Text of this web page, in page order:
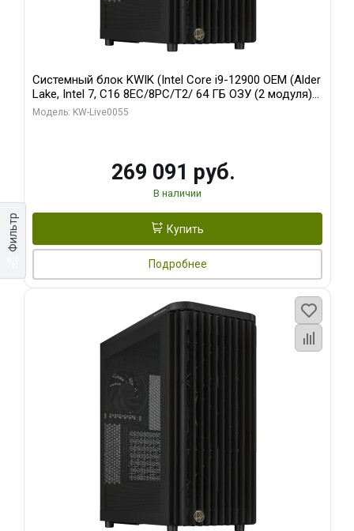
Фильтр
Системный блок KWIK (Intel Core i9-12900 OEM (Alder
Lake, Intel 7, C16 8EC/8PC/T2/ 64 ГБ ОЗУ (2 модуля)/
MSI RTX5080 SHADOW 3X OC 16GB GDDR7 256bit 3xDP
Модель: KW-Live0055
269 091 руб.
В наличии
Купить
Подробнее